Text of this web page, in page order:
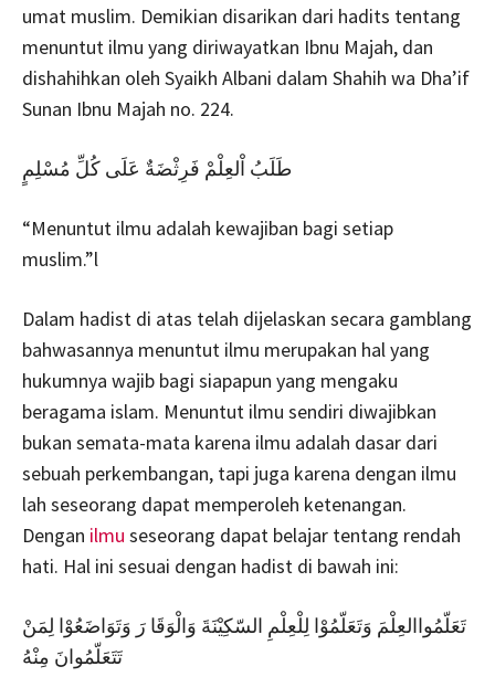
umat muslim. Demikian disarikan dari hadits tentang
menuntut ilmu yang diriwayatkan Ibnu Majah, dan
dishahihkan oleh Syaikh Albani dalam Shahih wa Dha’if
Sunan Ibnu Majah no. 224.
طَلَبُ اْلعِلْمْ فَرِثْضَةٌ عَلَى كُلِّ مُسْلِمٍ
“Menuntut ilmu adalah kewajiban bagi setiap
muslim.”l
Dalam hadist di atas telah dijelaskan secara gamblang
bahwasannya menuntut ilmu merupakan hal yang
hukumnya wajib bagi siapapun yang mengaku
beragama islam. Menuntut ilmu sendiri diwajibkan
bukan semata-mata karena ilmu adalah dasar dari
sebuah perkembangan, tapi juga karena dengan ilmu
lah seseorang dapat memperoleh ketenangan.
Dengan ilmu seseorang dapat belajar tentang rendah
hati. Hal ini sesuai dengan hadist di bawah ini:
تَعَلّمُواالعِلْمَ وَتَعَلّمُوْا لِلْعِلْمِ السّكِيْنَةَ وَالْوَقَا رَ وَتَوَاضَعُوْا لِمَنْ
تَتَعَلّمُوانَ مِنْهُ